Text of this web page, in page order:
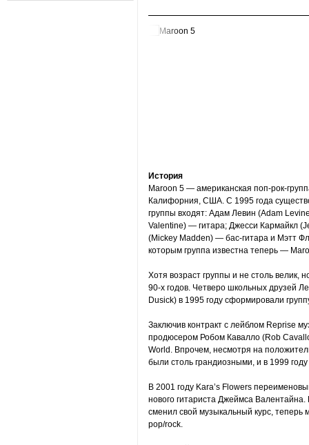
История
Maroon 5 — американская поп-рок-
Калифорния, США. С 1995 года
группы входят: Адам Левин (Adam
Valentine) — гитара; Джесси Кармайкл
(Mickey Madden) — бас-гитара и Мэтт
которым группа известна теперь —
Хотя возраст группы и не столь велик,
90-х годов. Четверо школьных друзей
Dusick) в 1995 году сформировали
Заключив контракт с лейблом Reprise
продюсером Робом Кавалло (Rob
World. Впрочем, несмотря на
были столь грандиозными, и в 1999 году
В 2001 году Kara’s Flowers
нового гитариста Джеймса
сменил свой музыкальный курс, теперь
pop/rock.